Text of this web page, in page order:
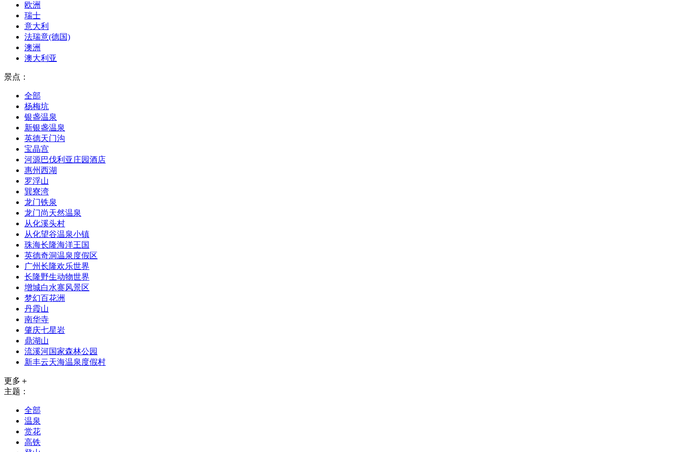
欧洲
瑞士
意大利
法瑞意(德国)
澳洲
澳大利亚
景点：
全部
杨梅坑
银盏温泉
新银盏温泉
英德天门沟
宝晶宫
河源巴伐利亚庄园酒店
惠州西湖
罗浮山
巽寮湾
龙门铁泉
龙门尚天然温泉
从化溪头村
从化望谷温泉小镇
珠海长隆海洋王国
英德奇洞温泉度假区
广州长隆欢乐世界
长隆野生动物世界
增城白水寨风景区
梦幻百花洲
丹霞山
南华寺
肇庆七星岩
鼎湖山
流溪河国家森林公园
新丰云天海温泉度假村
更多＋
主题：
全部
温泉
赏花
高铁